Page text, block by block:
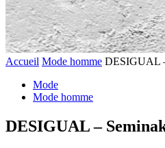
Accueil Mode homme DESIGUAL
Mode
Mode homme
DESIGUAL –